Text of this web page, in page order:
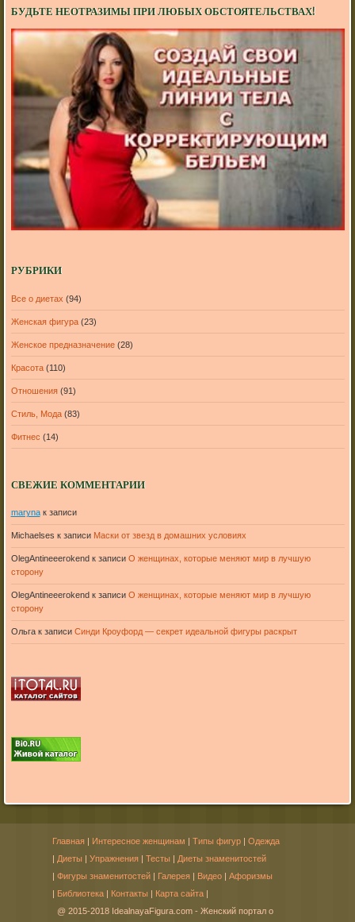
БУДЬТЕ НЕОТРАЗИМЫ ПРИ ЛЮБЫХ ОБСТОЯТЕЛЬСТВАХ!
РУБРИКИ
Все о диетах (94)
Женская фигура(23)
Женское предназначение(28)
Красота(110)
Отношения(91)
Стиль, Мода(83)
Фитнес (14)
СВЕЖИЕ КОММЕНТАРИИ
marynaк записи
Michaelses к записи Маски от звезд в домашних условиях
OlegAntineeerokend к записи О женщинах, которые меняют мир в лучшую
сторону
OlegAntineeerokend к записи О женщинах, которые меняют мир в лучшую
сторону
Ольгак записи Синди Кроуфорд — секрет идеальной фигуры раскрыт
Главная | Интересное женщинам | Типы фигур | Одежда
| Диеты | Упражнения | Тесты | Диеты знаменитостей
| Фигуры знаменитостей | Галерея | Видео | Афоризмы
| Библиотека | Контакты | Карта сайта |
@ 2015-2018 IdealnayaFigura.com - Женский портал о